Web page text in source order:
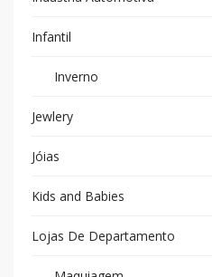
Infantil
Inverno
Jewlery
Jóias
Kids and Babies
Lojas De Departamento